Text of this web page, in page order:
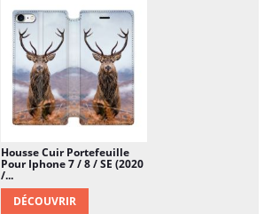
Housse Cuir Portefeuille
Pour Iphone 7 / 8 / SE (2020
/...
DÉCOUVRIR